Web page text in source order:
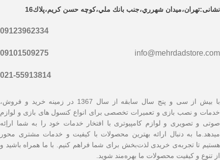
نشانی:تهران،ميدان شهرري،جنب بانك ملي،كوچه حسن كريم،پلاك16
info@mehrdadstore.com
09123962334
09101509275
021-55913814
با بیش از سی و پنج سال سابقه از سال 1367 در زمینه خرید و فروش،
خدمات و نصب بازی و تعمیرات تخصصی برای انواع کنسول های بازی و لوازم
صوتی و تصویری و لوازم کامپیوتری با افتخار خدمات خود را به شما اراِئه
میدهد.ما به دنبال ارائه بهترین محصولات با کیفیت و خدمات مشتری محور
هستیم تا تجربه‌ی خریدی لذت‌بخش برای شما فراهم کنیم. با ما همراه باشید و
از تنوع و کیفیت محصولات ما بهره‌مند شوید.